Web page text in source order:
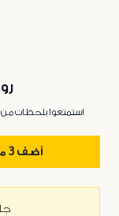
استمتعوا بلحظات من
أضف 3 منتج/منتجات إلى حقيبة التسوق